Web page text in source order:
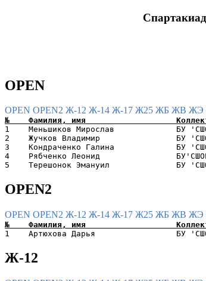
OPEN
OPEN OPEN2 Ж-12 Ж-14 Ж-17 Ж25 ЖБ ЖВ ЖЭ
1    Меньшиков Мирослав             БУ
2    Жучков Владимир                БУ
3    Кондраченко Галина             БУ
4    Рябченко Леонид
OPEN2
OPEN OPEN2 Ж-12 Ж-14 Ж-17 Ж25 ЖБ ЖВ ЖЭ
Ж-12